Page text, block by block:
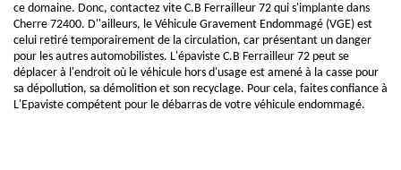
ce domaine. Donc, contactez vite C.B Ferrailleur 72 qui s'implante dans
Cherre 72400. D''ailleurs, le Véhicule Gravement Endommagé (VGE) est
celui retiré temporairement de la circulation, car présentant un danger
pour les autres automobilistes. L'épaviste C.B Ferrailleur 72 peut se
déplacer à l'endroit où le véhicule hors d'usage est amené à la casse pour
sa dépollution, sa démolition et son recyclage. Pour cela, faites confiance à
L'Epaviste compétent pour le débarras de votre véhicule endommagé.